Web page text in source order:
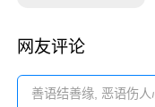
网友评论